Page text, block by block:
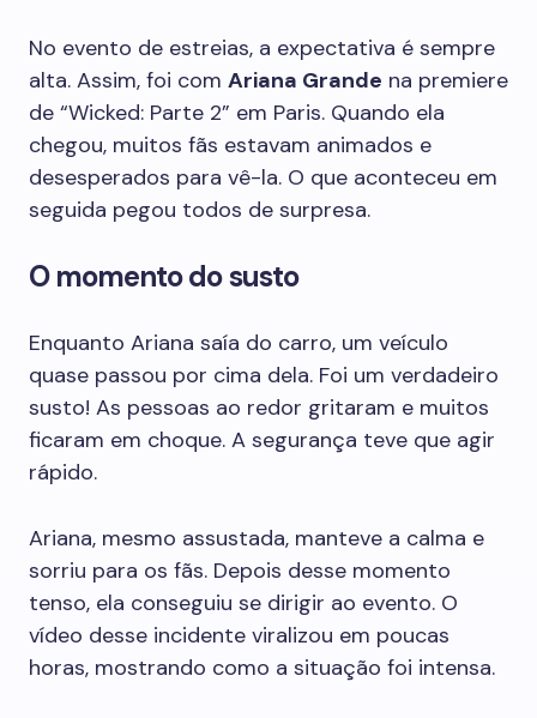
No evento de estreias, a expectativa é sempre
alta. Assim, foi com Ariana Grande na premiere
de “Wicked: Parte 2” em Paris. Quando ela
chegou, muitos fãs estavam animados e
desesperados para vê-la. O que aconteceu em
seguida pegou todos de surpresa.
O momento do susto
Enquanto Ariana saía do carro, um veículo
quase passou por cima dela. Foi um verdadeiro
susto! As pessoas ao redor gritaram e muitos
ficaram em choque. A segurança teve que agir
rápido.
Ariana, mesmo assustada, manteve a calma e
sorriu para os fãs. Depois desse momento
tenso, ela conseguiu se dirigir ao evento. O
vídeo desse incidente viralizou em poucas
horas, mostrando como a situação foi intensa.